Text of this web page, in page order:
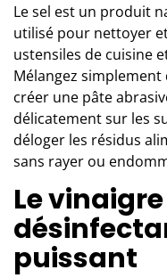
Le sel est un produit
utilisé pour nettoyer
ustensiles de cuisine
Mélangez simplement
créer une pâte
délicatement sur les
déloger les résidus
sans rayer ou
Le
puissant